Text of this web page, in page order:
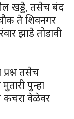
खड्डे, तसेच बंद
ते शिवनगर
झाडे तोडावी
तसेच
पुन्हा
कचरा वेळेवर